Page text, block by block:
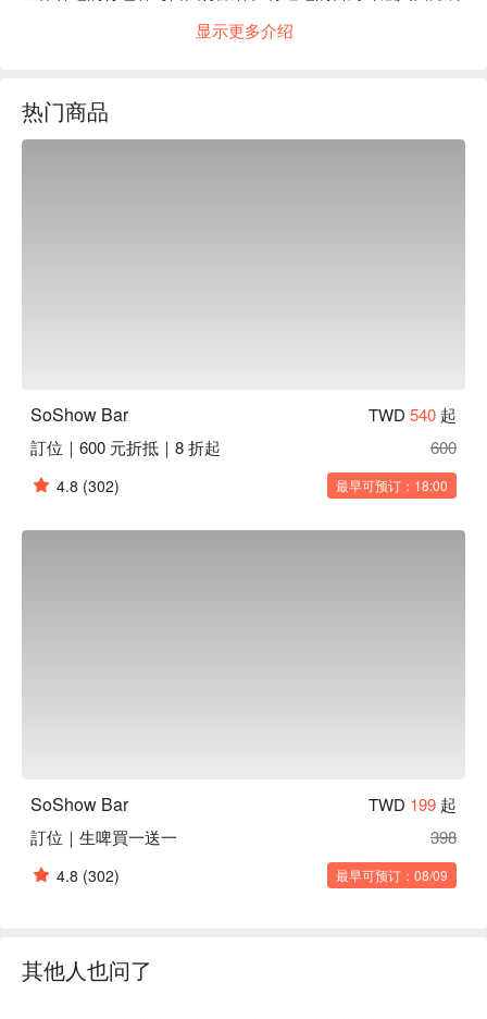
在都市也能体验台湾的各地文化。
绝佳位置：距离捷运中山站步行约 6 分钟。
质感装潢：木质调装潢，低调却不失质感。
显示更多介绍
热门商品
SoShow Bar TWD 540 起
訂位｜600 元折抵｜8 折起
600
4.8 (302) 最早可预订：18:00
SoShow Bar TWD 199 起
訂位｜生啤買一送一
398
4.8 (302) 最早可预订：08/09
其他人也问了